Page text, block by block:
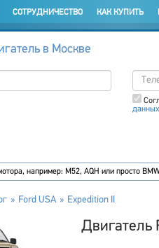
СОТРУДНИЧЕСТВО КАК КУПИТЬ
в Москве
данных
Ford USA Expedition II
Двигатель